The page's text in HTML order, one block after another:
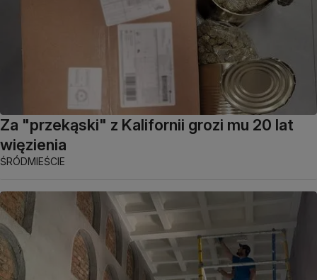
Za "przekąski" z Kalifornii grozi mu 20 lat
więzienia
ŚRÓDMIEŚCIE